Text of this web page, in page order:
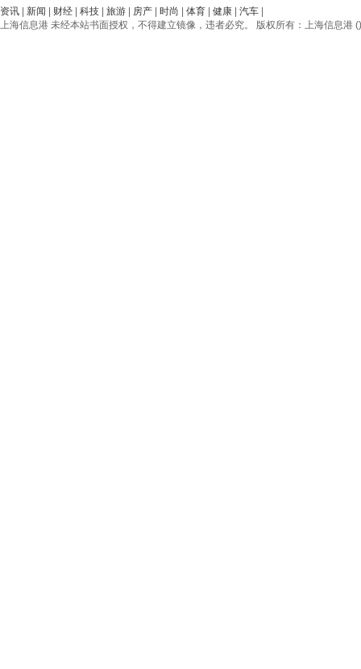
资讯
新闻 财经 科技 旅游 房产 时尚 体育 健康 汽车
上海信息港 未经本站书面授权，不得建立镜像，违者必究。 版权所有：上海信息